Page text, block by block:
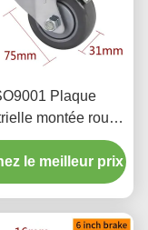
Plaque
montée roues
3 pouces
5723P-77
le meilleur prix